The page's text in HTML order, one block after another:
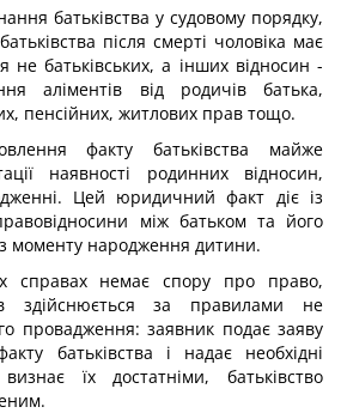
батьківства у судовому порядку,
після смерті чоловіка має
не батьківських, а інших відносин -
аліментів від родичів батька,
пенсійних, житлових прав тощо.
факту батьківства майже
наявності родинних відносин,
Цей юридичний факт діє із
між батьком та його
моменту народження дитини.
справах немає спору про право,
здійснюється за правилами не
провадження: заявник подає заяву
батьківства і надає необхідні
їх достатніми, батьківство